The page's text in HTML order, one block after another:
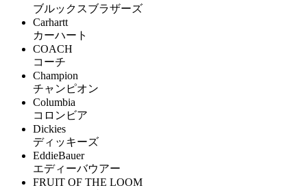
ブルックスブラザーズ
Carhartt
カーハート
COACH
コーチ
Champion
チャンピオン
Columbia
コロンビア
Dickies
ディッキーズ
EddieBauer
エディーバウアー
FRUIT OF THE LOOM